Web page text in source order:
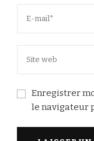
Enregistrer
le navigateur